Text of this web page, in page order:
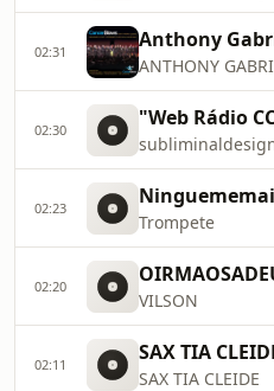
02:31 Anthony
ANTHONY
02:30 "Web Rádio
02:23
Trompete
02:20
VILSON
02:11 SAX TIA
SAX TIA CLEIDE